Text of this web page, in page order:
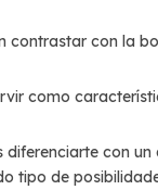
con la
como
con un
tipo de